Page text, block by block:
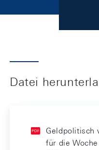
Datei
Geldpolitisch
für die